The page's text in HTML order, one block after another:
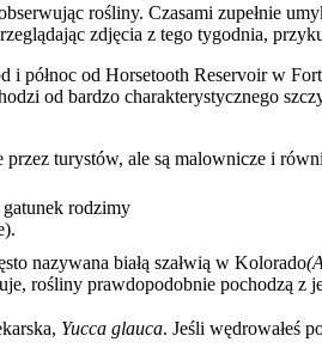
rośliny. Czasami zupełnie
zdjęcia z tego tygodnia,
i północ od Horsetooth Reservoir w
od bardzo charakterystycznego
turystów, ale są malownicze i
rodzimy
nazywana białą szałwią w Kolorado
rośliny prawdopodobnie pochodzą z
Yucca glauca. Jeśli wędrowałeś